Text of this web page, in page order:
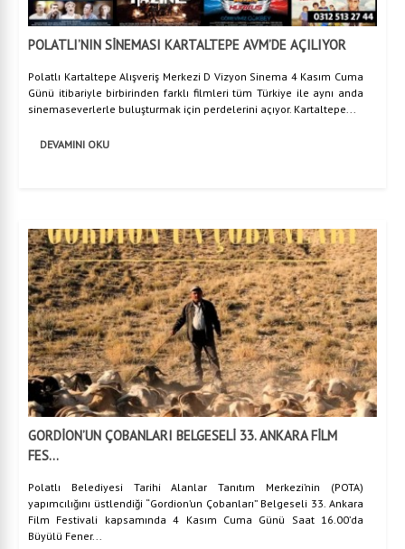
POLATLI’NIN SİNEMASI KARTALTEPE AVM’DE AÇILIYOR
Polatlı Kartaltepe Alışveriş Merkezi D Vizyon Sinema 4 Kasım Cuma
Günü itibariyle birbirinden farklı filmleri tüm Türkiye ile aynı anda
sinemaseverlerle buluşturmak için perdelerini açıyor. Kartaltepe...
DEVAMINI OKU
GORDİON’UN ÇOBANLARI BELGESELİ 33. ANKARA FİLM
FES...
Polatlı Belediyesi Tarihi Alanlar Tanıtım Merkezi’nin (POTA)
yapımcılığını üstlendiği “Gordion’un Çobanları” Belgeseli 33. Ankara
Film Festivali kapsamında 4 Kasım Cuma Günü Saat 16.00’da
Büyülü Fener...